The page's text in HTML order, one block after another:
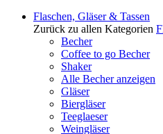
Flaschen, Gläser & Tassen
Zurück zu allen Kategorien
Becher
Coffee to go Becher
Shaker
Alle Becher anzeigen
Gläser
Biergläser
Teeglaeser
Weingläser